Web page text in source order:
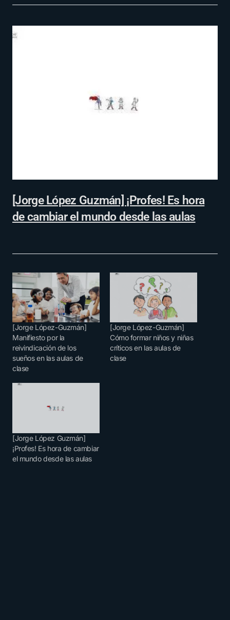
[Jorge López Guzmán] ¡Profes! Es hora
de cambiar el mundo desde las aulas
[Jorge López-Guzmán]
Manifiesto por la
reivindicación de los
sueños en las aulas de
clase
[Jorge López-Guzmán]
Cómo formar niños y niñas
críticos en las aulas de
clase
[Jorge López Guzmán]
¡Profes! Es hora de cambiar
el mundo desde las aulas